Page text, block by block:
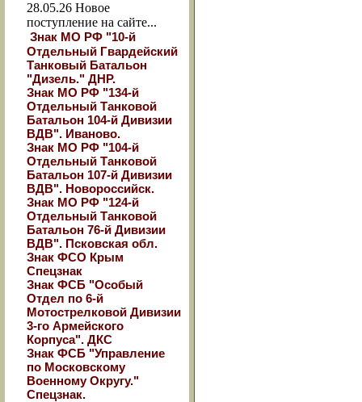
28.05.26 Новое
поступление на сайте...
Знак МО РФ "10-й
Отдельный Гвардейский
Танковый Батальон
"Дизель." ДНР.
Знак МО РФ "134-й
Отдельный Танковой
Батальон 104-й Дивизии
ВДВ". Иваново.
Знак МО РФ "104-й
Отдельный Танковой
Батальон 107-й Дивизии
ВДВ". Новороссийск.
Знак МО РФ "124-й
Отдельный Танковой
Батальон 76-й Дивизии
ВДВ". Псковская обл.
Знак ФСО Крым
Спецзнак
Знак ФСБ "Особый
Отдел по 6-й
Мотострелковой Дивизии
3-го Армейского
Корпуса". ДКС
Знак ФСБ "Управление
по Московскому
Военному Округу."
Спецзнак.